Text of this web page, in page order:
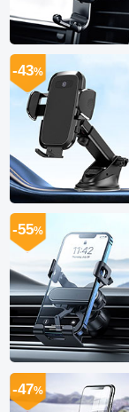
-43%
-55%
-47%